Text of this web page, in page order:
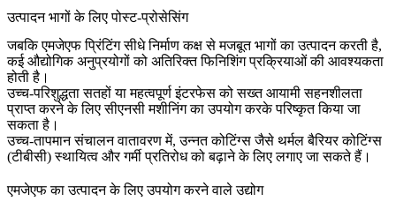
उत्पादन भागों के लिए पोस्ट-प्रोसेसिंग
जबकि एमजेएफ प्रिंटिंग सीधे निर्माण कक्ष से मजबूत भागों का उत्पादन करती है,
कई औद्योगिक अनुप्रयोगों को अतिरिक्त फिनिशिंग प्रक्रियाओं की आवश्यकता
होती है।
उच्च-परिशुद्धता सतहों या महत्वपूर्ण इंटरफेस को सख्त आयामी सहनशीलता
प्राप्त करने के लिएसीएनसी मशीनिंगका उपयोग करके परिष्कृत किया जा
सकता है।
उच्च-तापमान संचालन वातावरण में, उन्नत कोटिंग्स जैसे थर्मल बैरियर कोटिंग्स
(टीबीसी)स्थायित्व और गर्मी प्रतिरोध को बढ़ाने के लिए लगाए जा सकते हैं।
एमजेएफ का उत्पादन के लिए उपयोग करने वाले उद्योग